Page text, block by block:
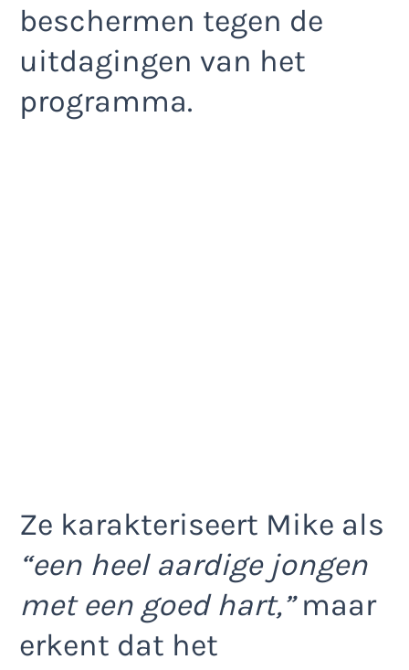
beschermen tegen de
uitdagingen van het
programma.
Ze karakteriseert Mike als
“een heel aardige jongen
met een goed hart,”maar
erkent dat het